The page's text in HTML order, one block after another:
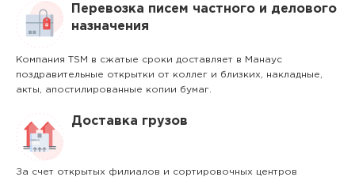
Перевозка писем частного и делового
назначения
Компания TSM в сжатые сроки доставляет в Манаус
поздравительные открытки от коллег и близких, накладные,
акты, апостилированные копии бумаг.
Доставка грузов
За счет открытых филиалов и сортировочных центров